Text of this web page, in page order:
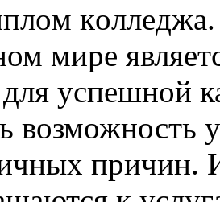
мире
успешной
возможность
причин.